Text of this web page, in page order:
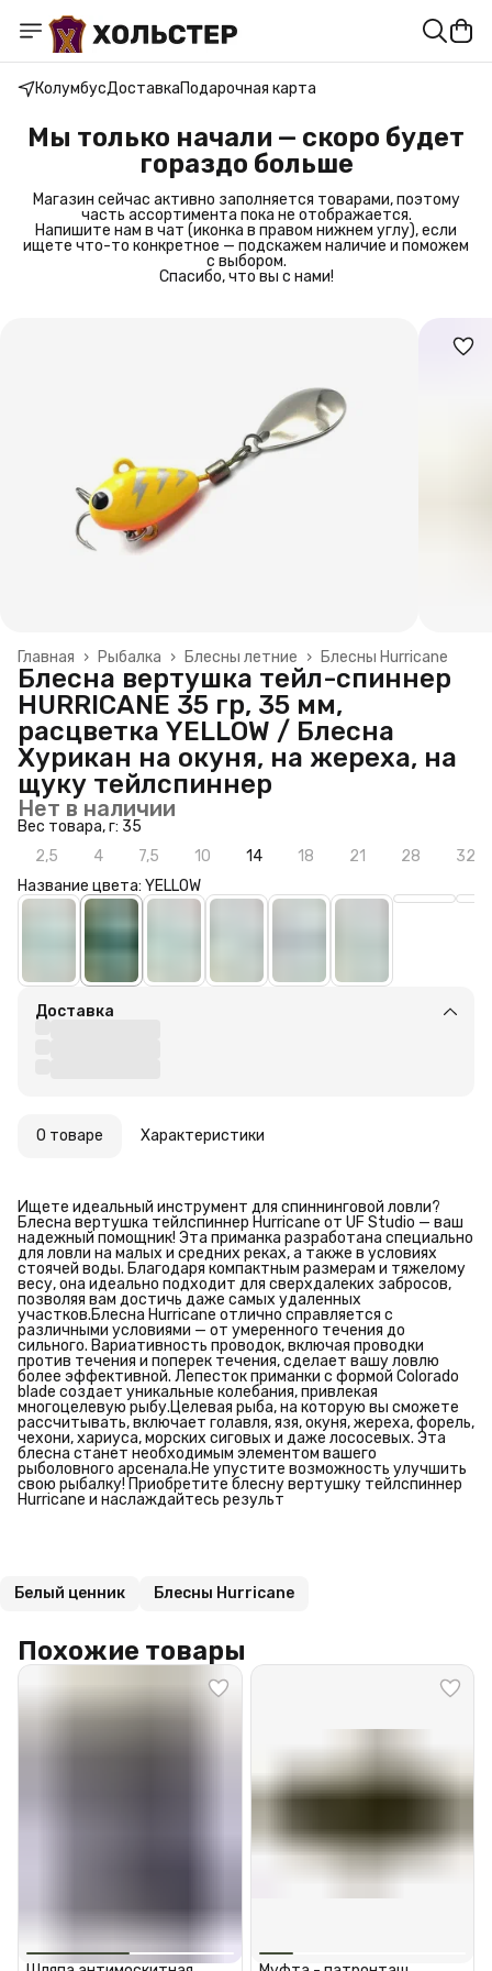
КолумбусДоставкаПодарочная карта
Мы только начали — скоро будет
гораздо больше
Магазин сейчас активно заполняется товарами, поэтому
часть ассортимента пока не отображается.
Напишите нам в чат (иконка в правом нижнем углу), если
ищете что-то конкретное — подскажем наличие и поможем
с выбором.
Спасибо, что вы с нами!
Блесны Hurricane
Блесны летние ›
Рыбалка ›
Главная ›
Блесна вертушка тейл-спиннер
HURRICANE 35 гр, 35 мм,
расцветка YELLOW / Блесна
Хурикан на окуня, на жереха, на
щуку тейлспиннер
Нет в наличии
Вес товара, г: 35
2,5
4 7,5 10 14 18 21 28
32
Название цвета: YELLOW
Доставка
О товаре Характеристики
Ищете идеальный инструмент для спиннинговой ловли?
Блесна вертушка тейлспиннер Hurricane от UF Studio — ваш
надежный помощник! Эта приманка разработана специально
для ловли на малых и средних реках, а также в условиях
стоячей воды. Благодаря компактным размерам и тяжелому
весу, она идеально подходит для сверхдалеких забросов,
позволяя вам достичь даже самых удаленных
участков.Блесна Hurricane отлично справляется с
различными условиями — от умеренного течения до
сильного. Вариативность проводок, включая проводки
против течения и поперек течения, сделает вашу ловлю
более эффективной. Лепесток приманки с формой Colorado
blade создает уникальные колебания, привлекая
многоцелевую рыбу.Целевая рыба, на которую вы сможете
рассчитывать, включает голавля, язя, окуня, жереха, форель,
чехони, хариуса, морских сиговых и даже лососевых. Эта
блесна станет необходимым элементом вашего
рыболовного арсенала.Не упустите возможность улучшить
свою рыбалку! Приобретите блесну вертушку тейлспиннер
Hurricane и наслаждайтесь результ
Белый ценник Блесны Hurricane
Похожие товары